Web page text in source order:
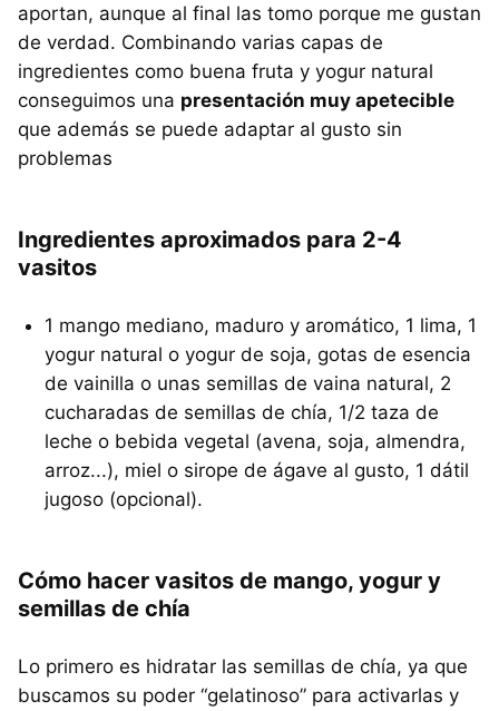
aportan, aunque al final las tomo porque me gustan
de verdad. Combinando varias capas de
ingredientes como buena fruta y yogur natural
conseguimos una presentación muy apetecible
que además se puede adaptar al gusto sin
problemas
Ingredientes aproximados para 2-4
vasitos
1 mango mediano, maduro y aromático, 1 lima, 1
yogur natural o yogur de soja, gotas de esencia
de vainilla o unas semillas de vaina natural, 2
cucharadas de semillas de chía, 1/2 taza de
leche o bebida vegetal (avena, soja, almendra,
arroz...), miel o sirope de ágave al gusto, 1 dátil
jugoso (opcional).
Cómo hacer vasitos de mango, yogur y
semillas de chía
Lo primero es hidratar las semillas de chía, ya que
buscamos su poder “gelatinoso” para activarlas y